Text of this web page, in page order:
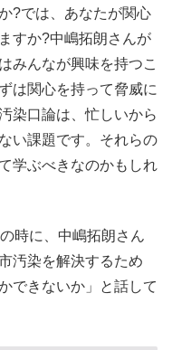
?では、あなたが関心
すか?中嶋拓朗さんが
みんなが興味を持つこ
は関心を持って脅威に
染口論は、忙しいから
い課題です。それらの
学ぶべきなのかもしれ
時に、中嶋拓朗さん
汚染を解決するため
できないか」と話して